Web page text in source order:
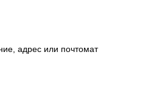
адрес или почтомат